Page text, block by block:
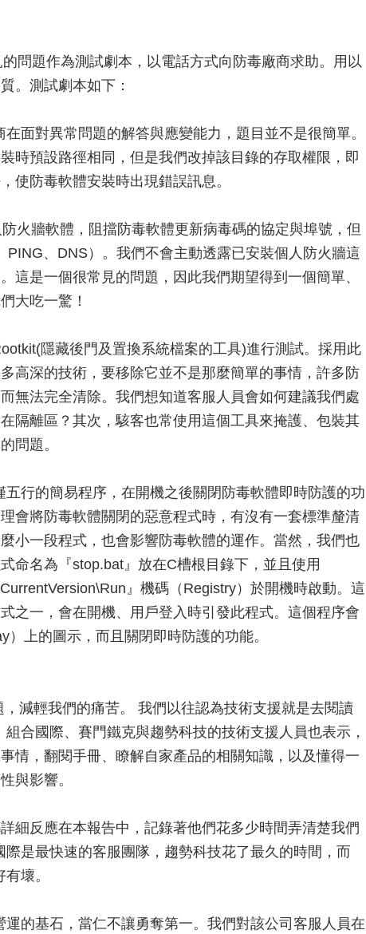
問題作為測試劇本，以電話方式向防毒廠商求助。用以
。測試劇本如下：
面對異常問題的解答與應變能力，題目並不是很簡單。
時預設路徑相同，但是我們改掉該目錄的存取權限，即
使防毒軟體安裝時出現錯誤訊息。
火牆軟體，阻擋防毒軟體更新病毒碼的協定與埠號，但
、DNS）。我們不會主動透露已安裝個人防火牆這
這是一個很常見的問題，因此我們期望得到一個簡單、
大吃一驚！
隱藏後門及置換系統檔案的工具)進行測試。採用此
高深的技術，要移除它並不是那麼簡單的事情，許多防
無法完全清除。我們想知道客服人員會如何建議我們處
隔離區？其次，駭客也常使用這個工具來掩護、包裝其
問題。
行的簡易程序，在開機之後關閉防毒軟體即時防護的功
會將防毒軟體關閉的惡意程式時，有沒有一套標準釐清
小一段程式，也會影響防毒軟體的運作。當然，我們也
命名為『stop.bat』放在C槽根目錄下，並且使用
』機碼（Registry）於開機時啟動。這
之一，會在開機、用戶登入時引發此程式。這個程序會
上的圖示，而且關閉即時防護的功能。
減輕我們的痛苦。 我們以往認為技術支援就是去閱讀
合國際、賽門鐵克與趨勢科技的技術支援人員也表示，
情，翻閱手冊、瞭解自家產品的相關知識，以及懂得一
與影響。
細反應在本報告中，記錄著他們花多少時間弄清楚我們
是最快速的客服團隊，趨勢科技花了最久的時間，而
壞。
的基石，當仁不讓勇奪第一。我們對該公司客服人員在